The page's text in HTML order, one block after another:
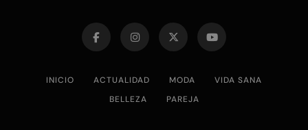
INICIO ACTUALIDAD MODA
VIDA SANA
BELLEZA
PAREJA